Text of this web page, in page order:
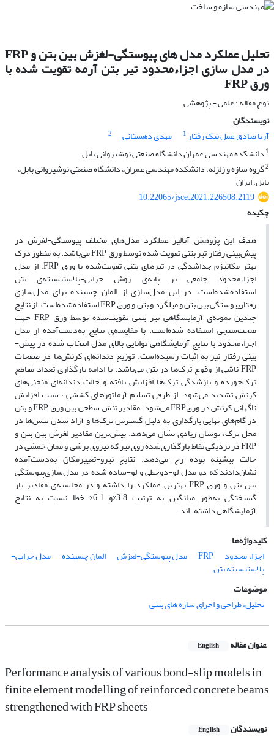
تحلیل عملکرد مدل های پیوستگی-لغزش بین بتن و FRP
در مدل سازی اجزاءمحدود تیر بتن آرمه تقویت شده با
ورق FRP
نوع مقاله : علمی - پژوهشی
نویسندگان
آریا صادق عمل نیک رفتار1 مهدی دهستانی
2
1 دانشکده مهندسی عمران دانشگاه صنعتی نوشیروانی بابل
2گروه سازه و زلزله، دانشکده مهندسی عمران، دانشگاه صنعتی نوشیروانی بابل،
بابل، ایران
10.22065/jsce.2021.226508.2119
چکیده
هدف این پژوهش آنالیز عملکرد مدل‌های مختلف پیوستگی-لغزش در
پیش‌بینی رفتار تیر بتنی تقویت شده توسط ورق FRP می‌باشد. به منظور درک
بهتر مکانیزم جداشدگی در تیرهای بتنی تقویت‌شده با ورق FRP، از مدل
اجزاءمحدود جامعی بر پایه‌ی روش خرابی-پلاستیسیته‌ی بتن
استفاده‌شده‌است. در این مدل‌سازی از المان چسبنده برای مدل‌سازی
رفتارپیوستگی بین بتن و میلگرد و بتن و ورق FRP استفاده‌شده‌است. از نتایج
چندین نمونه‌ی آزمایشگاهی تیر بتنی تقویت‌شده توسط ورق FRP جهت
صحت‌سنجی استفاده شده‌است. با مقایسه‌ی نتایج به‌دست‌آمده از مدل
اجزاء‌محدود با نتایج آزمایشگاهی توانایی بالای مدل انتخاب شده در پیش-
بینی رفتار تیر به اثبات‌ رسیده‌است. توزیع دندانه‌ای کرنش‌ها در صفحات
FRP ناشی از وقوع ترک‌ها در بتن می‌باشد. با ادامه بارگذاری تعداد مقاطع
ترک‌خورده و بازشدگی ترک‌ها افزایش یافته و حالت دندانه‌ای منحنی‌های
کرنش تشدید می‌شود. از طرفی تسلیم آرماتورهای کششی ، سبب افزایش
ناگهانی کرنش در ورقFRP می‌شود. مقادیر تنش سطحی بین ورق FRP و بتن
در گام‌های نهایی بارگذاری به دلیل گسترش ترک‌ها و آزاد شدن تنش‌ها در
محل ترک، نوسان زیادی نشان می‌دهد. بیش‌ترین مقادیر لغزش بین بتن و
FRP در نزدیکی نقاط بارگذاری‌شده روی تیر که نیروی برشی و ممان خمشی در
حالت بیشینه بوده رخ می‌دهد. نتایج نیرو-تغییرمکان به‌دست‌آمده
نشان‌دادند که دو مدل لو-دوخطی و لو-ساده شده در مدل‌سازی‌پیوستگی
بین بتن و ورق FRP بهترین عملکرد را داشته و در محاسبه‌‌ی مقادیر بار
گسیختگی به‌طور میانگین به ترتیب 3.8%و 6.1% خطا نسبت به نتایج
آزمایشگاهی داشته-اند.
کلیدواژه‌ها
اجزاء محدود
FRP مدل پیوستگی-لغزش المان چسبنده مدل خرابی-
پلاستیسیته بتن
موضوعات
تحلیل، طراحی و اجرای سازه های بتنی
عنوان مقاله English
Performance analysis of various bond-slip models in
finite element modelling of reinforced concrete beams
strengthened with FRP sheets
نویسندگان English